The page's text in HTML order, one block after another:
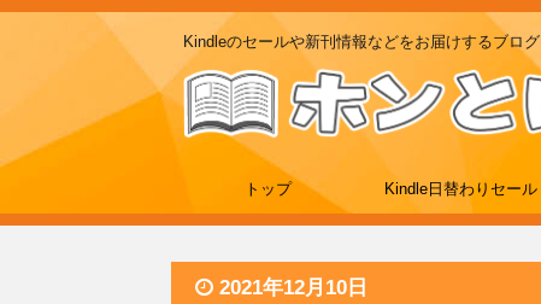
Kindleのセールや新刊情報などをお届けするブログ
トップ Kindle日替わりセール
2021年12月10日